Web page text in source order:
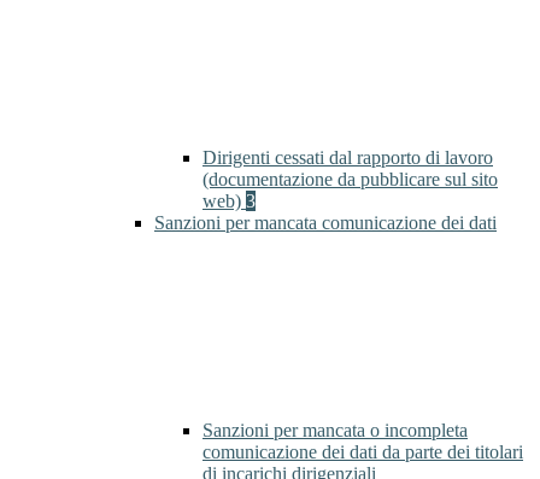
Dirigenti cessati dal rapporto di lavoro
(documentazione da pubblicare sul sito
web) 3
Sanzioni per mancata comunicazione dei dati
Sanzioni per mancata o incompleta
comunicazione dei dati da parte dei titolari
di incarichi dirigenziali